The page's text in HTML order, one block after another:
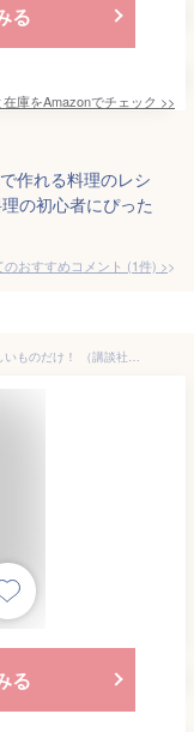
る
庫をAmazonでチェック >>
作れる料理のレシ
の初心者にぴった
のおすすめコメント (1件) >
ラクラク冷凍レシピ 使えるものだけ！ おいしいものだけ！ （講談社のお料理BOOK） [ 大庭 英子 ]
る